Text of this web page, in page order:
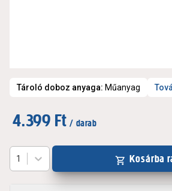
Tároló doboz anyaga: Műanyag
4.399 Ft / darab
1 Kosárba